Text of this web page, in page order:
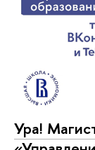
Ура!